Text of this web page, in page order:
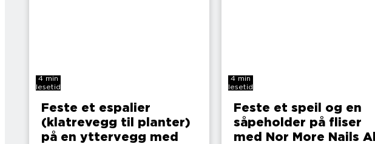
4 min
lesetid
Feste et espalier
(klatrevegg til planter)
på en yttervegg med
4 min
lesetid
Feste et speil og en
såpeholder på fliser
med Nor More Nails All